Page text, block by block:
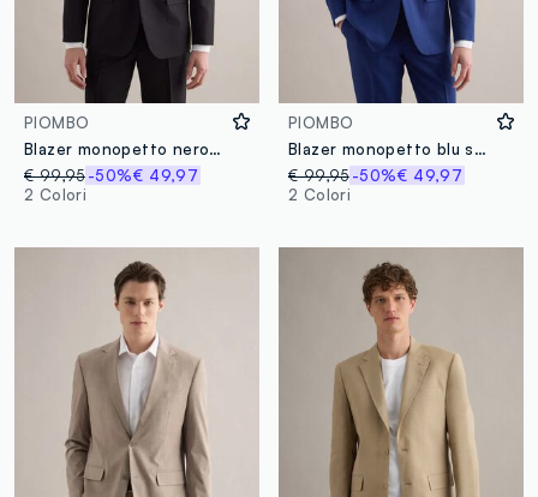
PIOMBO
Blazer monopetto nero slim fit
€ 99,95-50%€ 49,97
2 Colori
PIOMBO
Blazer monopetto blu slim fit
€ 99,95 -50%€ 49,97
2 Colori